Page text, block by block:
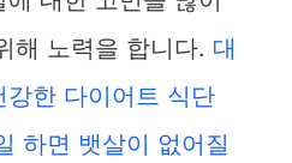
해 노력을 합니다. 대
한 다이어트 식단
하면 뱃살이 없어질